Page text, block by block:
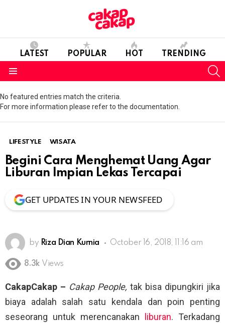
LATEST POPULAR HOT TRENDING
No featured entries match the criteria.
For more information please refer to the documentation.
LIFESTYLE WISATA
Begini Cara Menghemat Uang Agar
Liburan Impian Lekas Tercapai
GET UPDATES IN YOUR NEWSFEED
by Riza Dian Kurnia October 16, 2018, 11:16 am
8.3k Views
CakapCakap – Cakap People, tak bisa dipungkiri jika
biaya adalah salah satu kendala dan poin penting
seseorang untuk merencanakan
liburan. Terkadang